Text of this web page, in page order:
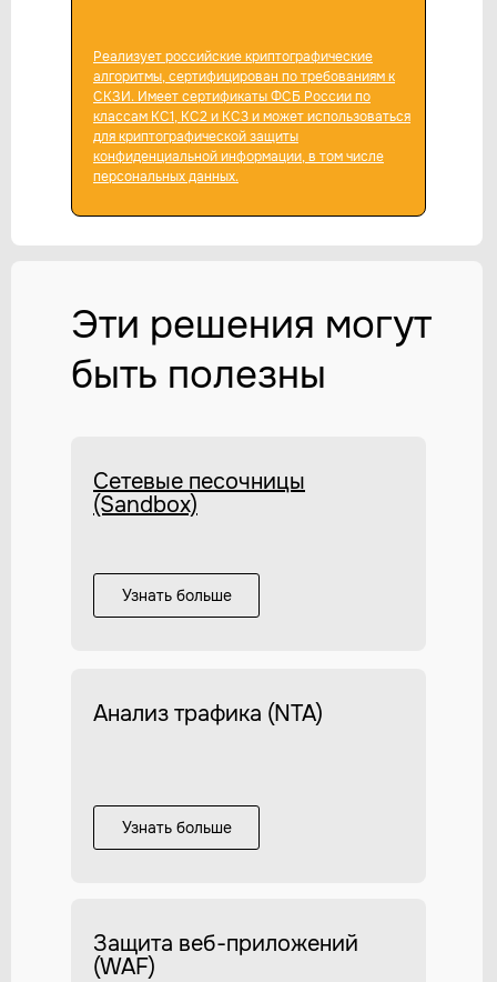
Реализует российские криптографические
алгоритмы, сертифицирован по требованиям к
СКЗИ. Имеет сертификаты ФСБ России по
классам КС1, КС2 и КС3 и может использоваться
для криптографической защиты
конфиденциальной информации, в том числе
персональных данных.
Эти решения могут
быть полезны
Сетевые песочницы
(Sandbox)
Узнать больше
Анализ трафика (NTA)
Узнать больше
Защита веб-приложений
(WAF)